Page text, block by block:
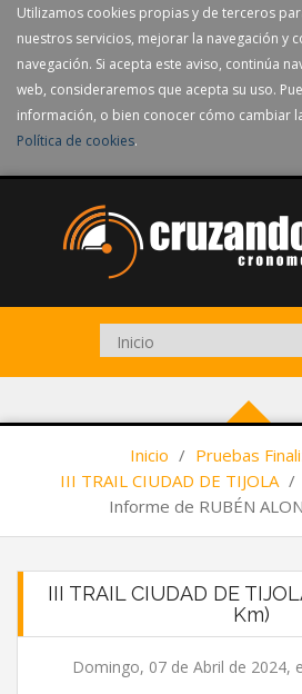
Utilizamos cookies propias y de terceros
nuestros servicios, mejorar la navegación y
navegación. Si acepta este aviso, continúa
web, consideraremos que acepta su uso.
información, o bien conocer cómo cambiar
Política de cookies.
Inicio / Pruebas
III TRAIL CIUDAD DE TIJOLA /
Informe de RUBÉN
III TRAIL CIUDAD DE
Km)
Domingo, 07 de Abril de 2024,